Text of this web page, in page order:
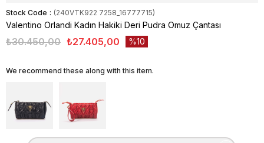
Stock Code (240VTK922 7258_16777715)
Valentino Orlandi Kadın Hakiki Deri Pudra Omuz Çantası
₺30.450,00 ₺27.405,00 10
We recommend these along with this item.